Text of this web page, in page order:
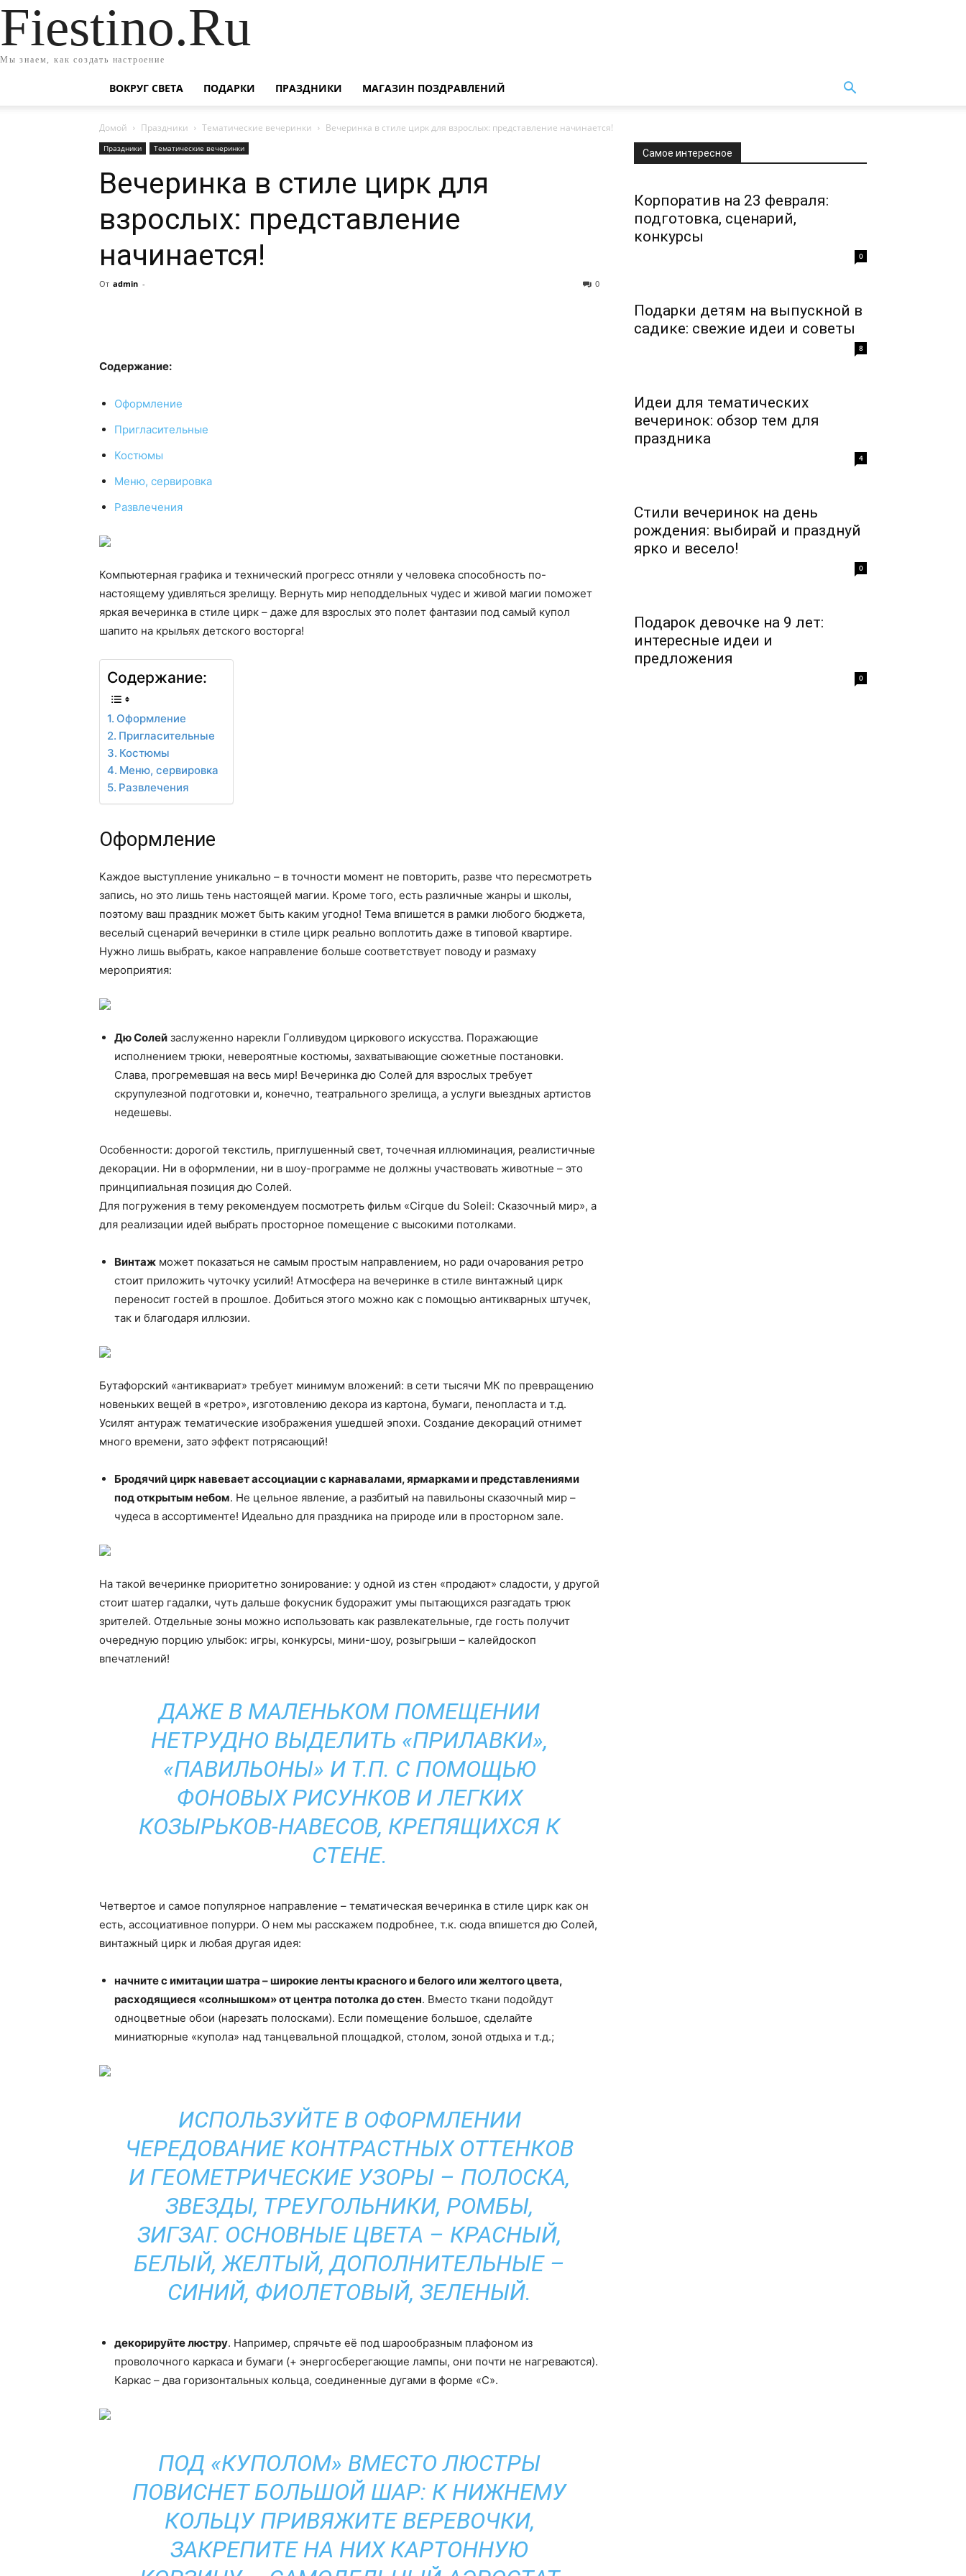
Fiestino.Ru
Мы знаем, как создать настроение
ВОКРУГ СВЕТА ПОДАРКИ ПРАЗДНИКИ МАГАЗИН ПОЗДРАВЛЕНИЙ
Домой Праздники Тематические вечеринки Вечеринка в стиле цирк для взрослых: представление начинается!
Праздники Тематические вечеринки
Вечеринка в стиле цирк для
взрослых: представление
начинается!
От admin - 0
Содержание:
Оформление
Пригласительные
Костюмы
Меню, сервировка
Развлечения
Компьютерная графика и технический прогресс отняли у человека способность по-
настоящему удивляться зрелищу. Вернуть мир неподдельных чудес и живой магии поможет
яркая вечеринка в стиле цирк – даже для взрослых это полет фантазии под самый купол
шапито на крыльях детского восторга!
Содержание:
Оформление
Пригласительные
Костюмы
Меню, сервировка
Развлечения
Оформление
Каждое выступление уникально – в точности момент не повторить, разве что пересмотреть
запись, но это лишь тень настоящей магии. Кроме того, есть различные жанры и школы,
поэтому ваш праздник может быть каким угодно! Тема впишется в рамки любого бюджета,
веселый сценарий вечеринки в стиле цирк реально воплотить даже в типовой квартире.
Нужно лишь выбрать, какое направление больше соответствует поводу и размаху
мероприятия:
Дю Солей заслуженно нарекли Голливудом циркового искусства. Поражающие
исполнением трюки, невероятные костюмы, захватывающие сюжетные постановки.
Слава, прогремевшая на весь мир! Вечеринка дю Солей для взрослых требует
скрупулезной подготовки и, конечно, театрального зрелища, а услуги выездных артистов
недешевы.
Особенности: дорогой текстиль, приглушенный свет, точечная иллюминация, реалистичные
декорации. Ни в оформлении, ни в шоу-программе не должны участвовать животные – это
принципиальная позиция дю Солей.
Для погружения в тему рекомендуем посмотреть фильм «Cirque du Soleil: Сказочный мир», а
для реализации идей выбрать просторное помещение с высокими потолками.
Винтаж может показаться не самым простым направлением, но ради очарования ретро
стоит приложить чуточку усилий! Атмосфера на вечеринке в стиле винтажный цирк
переносит гостей в прошлое. Добиться этого можно как с помощью антикварных штучек,
так и благодаря иллюзии.
Бутафорский «антиквариат» требует минимум вложений: в сети тысячи МК по превращению
новеньких вещей в «ретро», изготовлению декора из картона, бумаги, пенопласта и т.д.
Усилят антураж тематические изображения ушедшей эпохи. Создание декораций отнимет
много времени, зато эффект потрясающий!
Бродячий цирк навевает ассоциации с карнавалами, ярмарками и представлениями
под открытым небом. Не цельное явление, а разбитый на павильоны сказочный мир –
чудеса в ассортименте! Идеально для праздника на природе или в просторном зале.
На такой вечеринке приоритетно зонирование: у одной из стен «продают» сладости, у другой
стоит шатер гадалки, чуть дальше фокусник будоражит умы пытающихся разгадать трюк
зрителей. Отдельные зоны можно использовать как развлекательные, где гость получит
очередную порцию улыбок: игры, конкурсы, мини-шоу, розыгрыши – калейдоскоп
впечатлений!
ДАЖЕ В МАЛЕНЬКОМ ПОМЕЩЕНИИ
НЕТРУДНО ВЫДЕЛИТЬ «ПРИЛАВКИ»,
«ПАВИЛЬОНЫ» И Т.П. С ПОМОЩЬЮ
ФОНОВЫХ РИСУНКОВ И ЛЕГКИХ
КОЗЫРЬКОВ-НАВЕСОВ, КРЕПЯЩИХСЯ К
СТЕНЕ.
Четвертое и самое популярное направление – тематическая вечеринка в стиле цирк как он
есть, ассоциативное попурри. О нем мы расскажем подробнее, т.к. сюда впишется дю Солей,
винтажный цирк и любая другая идея:
начните с имитации шатра – широкие ленты красного и белого или желтого цвета,
расходящиеся «солнышком» от центра потолка до стен. Вместо ткани подойдут
одноцветные обои (нарезать полосками). Если помещение большое, сделайте
миниатюрные «купола» над танцевальной площадкой, столом, зоной отдыха и т.д.;
ИСПОЛЬЗУЙТЕ В ОФОРМЛЕНИИ
ЧЕРЕДОВАНИЕ КОНТРАСТНЫХ ОТТЕНКОВ
И ГЕОМЕТРИЧЕСКИЕ УЗОРЫ – ПОЛОСКА,
ЗВЕЗДЫ, ТРЕУГОЛЬНИКИ, РОМБЫ,
ЗИГЗАГ. ОСНОВНЫЕ ЦВЕТА – КРАСНЫЙ,
БЕЛЫЙ, ЖЕЛТЫЙ, ДОПОЛНИТЕЛЬНЫЕ –
СИНИЙ, ФИОЛЕТОВЫЙ, ЗЕЛЕНЫЙ.
декорируйте люстру. Например, спрячьте её под шарообразным плафоном из
проволочного каркаса и бумаги (+ энергосберегающие лампы, они почти не нагреваются).
Каркас – два горизонтальных кольца, соединенные дугами в форме «С».
ПОД «КУПОЛОМ» ВМЕСТО ЛЮСТРЫ
ПОВИСНЕТ БОЛЬШОЙ ШАР: К НИЖНЕМУ
КОЛЬЦУ ПРИВЯЖИТЕ ВЕРЕВОЧКИ,
ЗАКРЕПИТЕ НА НИХ КАРТОННУЮ
Самое интересное
Корпоратив на 23 февраля:
подготовка, сценарий,
конкурсы
0
Подарки детям на выпускной в
садике: свежие идеи и советы
8
Идеи для тематических
вечеринок: обзор тем для
праздника
4
Стили вечеринок на день
рождения: выбирай и празднуй
ярко и весело!
0
Подарок девочке на 9 лет:
интересные идеи и
предложения
0